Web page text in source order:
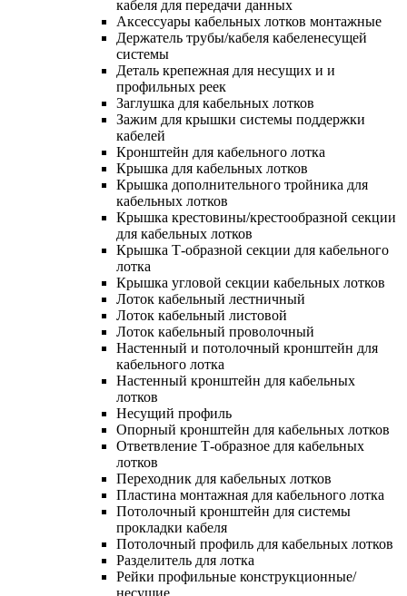
кабеля для передачи данных
Аксессуары кабельных лотков монтажные
Держатель трубы/кабеля кабеленесущей
системы
Деталь крепежная для несущих и и
профильных реек
Заглушка для кабельных лотков
Зажим для крышки системы поддержки
кабелей
Кронштейн для кабельного лотка
Крышка для кабельных лотков
Крышка дополнительного тройника для
кабельных лотков
Крышка крестовины/крестообразной секции
для кабельных лотков
Крышка Т-образной секции для кабельного
лотка
Крышка угловой секции кабельных лотков
Лоток кабельный лестничный
Лоток кабельный листовой
Лоток кабельный проволочный
Настенный и потолочный кронштейн для
кабельного лотка
Настенный кронштейн для кабельных
лотков
Несущий профиль
Опорный кронштейн для кабельных лотков
Ответвление Т-образное для кабельных
лотков
Переходник для кабельных лотков
Пластина монтажная для кабельного лотка
Потолочный кронштейн для системы
прокладки кабеля
Потолочный профиль для кабельных лотков
Разделитель для лотка
Рейки профильные конструкционные/
несущие